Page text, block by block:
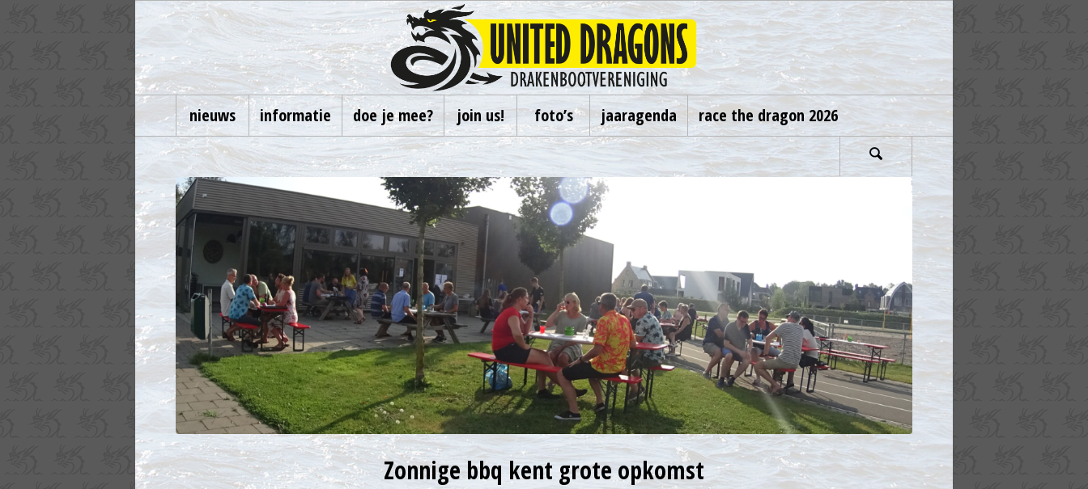
nieuws informatie doe je mee? join us! foto’s jaaragenda race the dragon 2026
Zonnige bbq kent grote opkomst